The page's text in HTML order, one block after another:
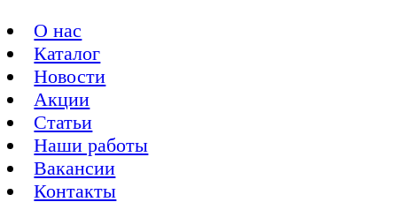
О нас
Каталог
Новости
Акции
Статьи
Наши работы
Вакансии
Контакты